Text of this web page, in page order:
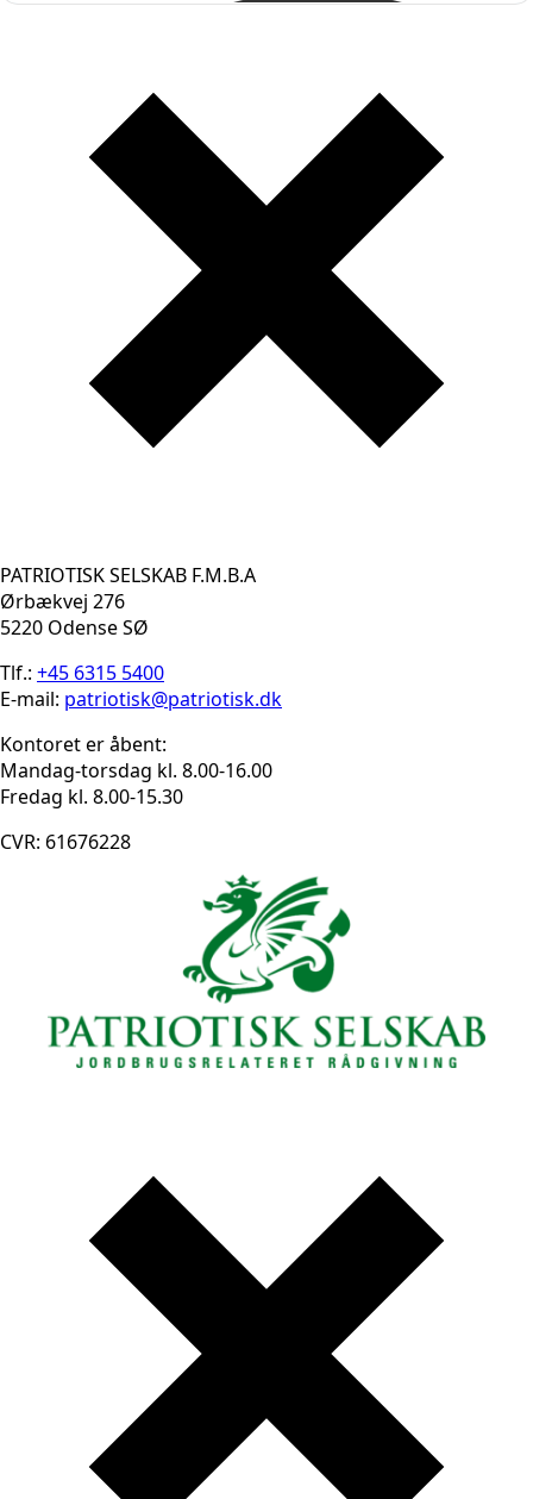
PATRIOTISK SELSKAB F.M.B.A
Ørbækvej 276
5220 Odense SØ
Tlf.: +45 6315 5400
E-mail: patriotisk@patriotisk.dk
Kontoret er åbent:
Mandag-torsdag kl. 8.00-16.00
Fredag kl. 8.00-15.30
CVR: 61676228